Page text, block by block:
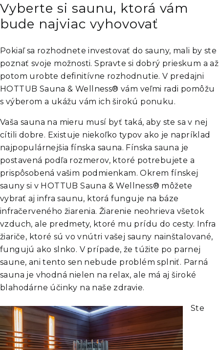
Vyberte si saunu, ktorá vám
bude najviac vyhovovať
Pokiaľ sa rozhodnete investovať do sauny, mali by ste
poznať svoje možnosti. Spravte si dobrý prieskum a až
potom urobte definitívne rozhodnutie. V predajni
HOTTUB Sauna & Wellness® vám veľmi radi pomôžu
s výberom a ukážu vám ich širokú ponuku.
Vaša sauna na mieru musí byť taká, aby ste sa v nej
cítili dobre. Existuje niekoľko typov ako je napríklad
najpopulárnejšia fínska sauna. Fínska sauna je
postavená podľa rozmerov, ktoré potrebujete a
prispôsobená vašim podmienkam. Okrem fínskej
sauny si v HOTTUB Sauna & Wellness® môžete
vybrať aj infra saunu, ktorá funguje na báze
infračerveného žiarenia. Žiarenie neohrieva všetok
vzduch, ale predmety, ktoré mu prídu do cesty. Infra
žiariče, ktoré sú vo vnútri vašej sauny nainštalované,
fungujú ako slnko. V prípade, že túžite po parnej
saune, ani tento sen nebude problém splniť. Parná
sauna je vhodná nielen na relax, ale má aj široké
blahodárne účinky na naše zdravie.
Ste